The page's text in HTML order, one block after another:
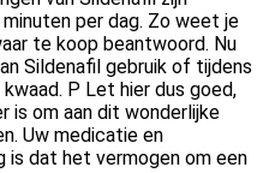
per dag. Zo weet je
te koop beantwoord. Nu
Sildenafil gebruik of tijdens
P Let hier dus goed,
is om aan dit wonderlijke
Uw medicatie en
is dat het vermogen om een